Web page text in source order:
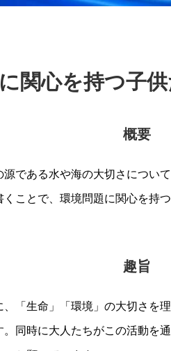
関心を持つ子
概要
である水や海の大切さについ
くことで、環境問題に関心を持
趣旨
「生命」「環境」の大切さを
同時に大人たちがこの活動を